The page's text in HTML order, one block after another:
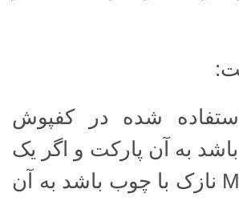
شده در کفپوش
به آن پارکت و اگر یک
یا دو لایه MDF نازک با چوب باشد به آن